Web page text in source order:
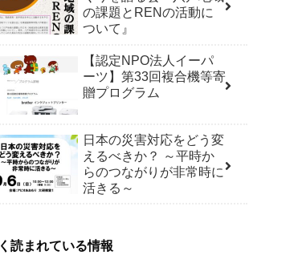
の課題とRENの活動に
ついて』
【認定NPO法人イーパ
ーツ】第33回複合機等寄
贈プログラム
日本の災害対応をどう変
えるべきか？ ～平時か
らのつながりが非常時に
活きる～
く読まれている情報